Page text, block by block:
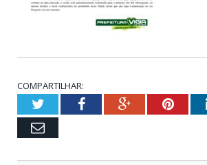
COMPARTILHAR:
TwitterFacebookGoogle+
Email